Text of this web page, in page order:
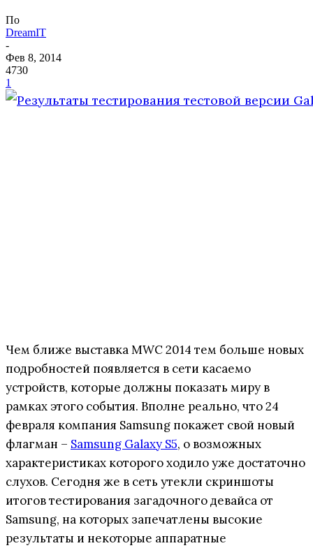
По
DreamIT
-
Фев 8, 2014
4730
1
Чем ближе выставка MWC 2014 тем больше новых
подробностей появляется в сети касаемо
устройств, которые должны показать миру в
рамках этого события. Вполне реально, что 24
февраля компания Samsung покажет свой новый
флагман – Samsung Galaxy S5, о возможных
характеристиках которого ходило уже достаточно
слухов. Сегодня же в сеть утекли скриншоты
итогов тестирования загадочного девайса от
Samsung, на которых запечатлены высокие
результаты и некоторые аппаратные